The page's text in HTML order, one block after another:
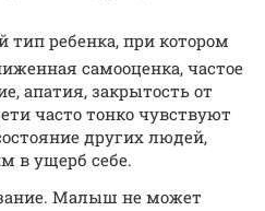
тип ребенка, при котором
самооценка, частое
апатия, закрытость от
часто тонко чувствуют
других людей,
в ущерб себе.
Малыш не может